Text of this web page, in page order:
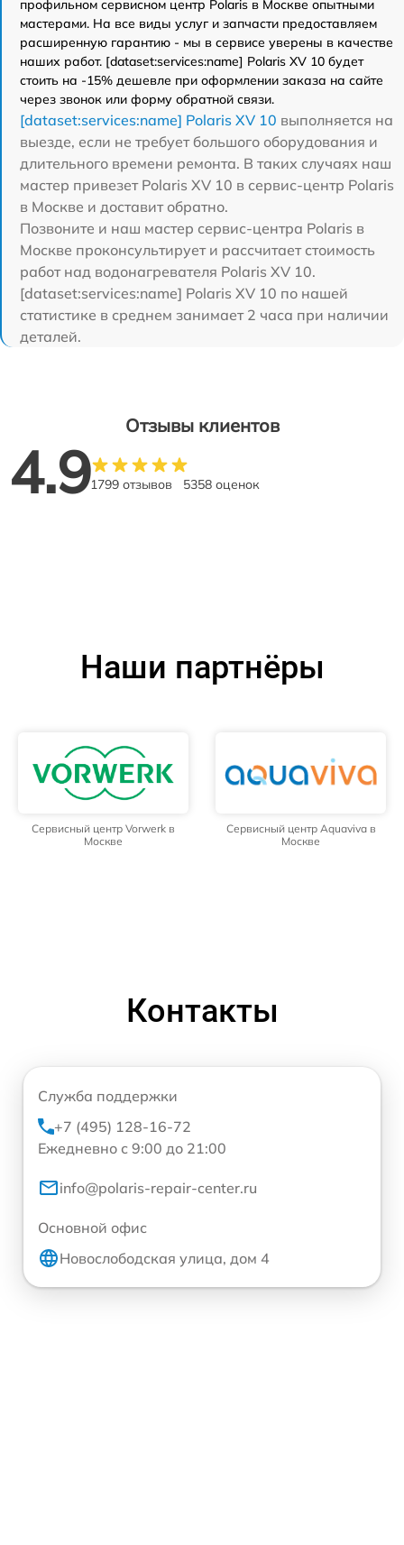
профильном сервисном центр Polaris в Москве опытными
мастерами. На все виды услуг и запчасти предоставляем
расширенную гарантию - мы в сервисе уверены в качестве
наших работ. [dataset:services:name] Polaris XV 10 будет
стоить на -15% дешевле при оформлении заказа на сайте
через звонок или форму обратной связи.
[dataset:services:name] Polaris XV 10 выполняется на
выезде, если не требует большого оборудования и
длительного времени ремонта. В таких случаях наш
мастер привезет Polaris XV 10 в сервис-центр Polaris
в Москве и доставит обратно.
Позвоните и наш мастер сервис-центра Polaris в
Москве проконсультирует и рассчитает стоимость
работ над водонагревателя Polaris XV 10.
[dataset:services:name] Polaris XV 10 по нашей
статистике в среднем занимает 2 часа при наличии
деталей.
Отзывы клиентов
4.91799 отзывов 5358 оценок
Наши партнёры
Сервисный центр Vorwerk в
Москве
Сервисный центр Aquaviva в
Москве
Контакты
Служба поддержки
+7 (495) 128-16-72
Ежедневно с 9:00 до 21:00
info@polaris-repair-center.ru
Основной офис
Новослободская улица, дом 4